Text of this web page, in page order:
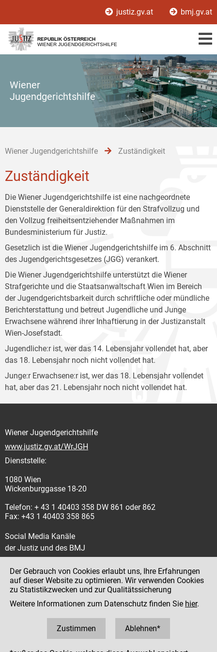
[1]
[2]
[3]
justiz.gv.at bmj.gv.at
REPUBLIK ÖSTERREICH
WIENER JUGENDGERICHTSHILFE
Wiener
Jugendgerichtshilfe
Wiener Jugendgerichtshilfe Zuständigkeit
Zuständigkeit
Die Wiener Jugendgerichtshilfe ist eine nachgeordnete
Dienststelle der Generaldirektion für den Strafvollzug und
den Vollzug freiheitsentziehender Maßnahmen im
Bundesministerium für Justiz.
Gesetzlich ist die Wiener Jugendgerichtshilfe im 6. Abschnitt
des Jugendgerichtsgesetzes (JGG) verankert.
Die Wiener Jugendgerichtshilfe unterstützt die Wiener
Strafgerichte und die Staatsanwaltschaft Wien im Bereich
der Jugendgerichtsbarkeit durch schriftliche oder mündliche
Berichterstattung und betreut Jugendliche und Junge
Erwachsene während ihrer Inhaftierung in der Justizanstalt
Wien-Josefstadt.
Jugendliche:r ist, wer das 14. Lebensjahr vollendet hat, aber
das 18. Lebensjahr noch nicht vollendet hat.
Junge:r Erwachsene:r ist, wer das 18. Lebensjahr vollendet
hat, aber das 21. Lebensjahr noch nicht vollendet hat.
Wiener Jugendgerichtshilfe
www.justiz.gv.at/WrJGH
Dienststelle:
1080 Wien
Wickenburggasse 18-20
Telefon: + 43 1 40403 358 DW 861 oder 862
Fax: +43 1 40403 358 865
Social Media Kanäle
der Justiz und des BMJ
Impressum
Datenschutz
Hinweisgeber:innenplattform (für Mitarbeiter:innen)
Der Gebrauch von Cookies erlaubt uns, Ihre Erfahrungen
auf dieser Website zu optimieren. Wir verwenden Cookies
zu Statistikzwecken und zur Qualitätssicherung
Weitere Informationen zum Datenschutz finden Sie hier.
Zustimmen Ablehnen*